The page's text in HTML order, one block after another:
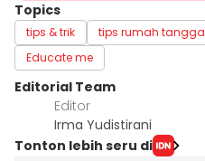
Topics
tips & trik tips rumah tangga
Educate me
Editorial Team
Editor
Irma Yudistirani
Tonton lebih seru di